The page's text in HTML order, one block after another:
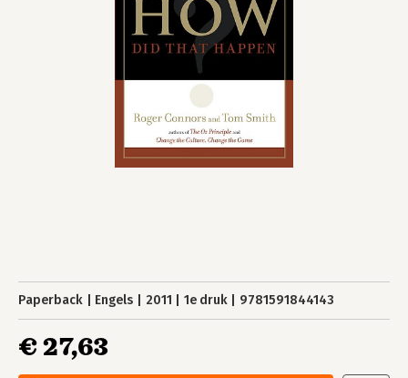
Paperback Engels 2011 1e druk 9781591844143
€ 27,63